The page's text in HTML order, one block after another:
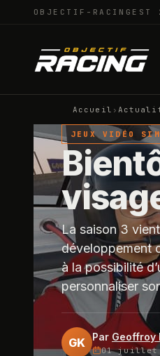
OBJECTIF-RACING EST
Accueil ›
JEUX VIDÉO
La saison 3
développement
à la possibilité
personnaliser
GK Par Geoffroy
01 juillet